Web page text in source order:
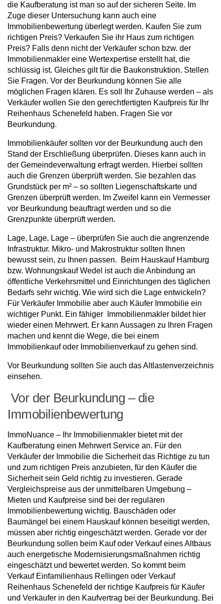
die Kaufberatung ist man so auf der sicheren Seite. Im
Zuge dieser Untersuchung kann auch eine
Immobilienbewertung überlegt werden. Kaufen Sie zum
richtigen Preis? Verkaufen Sie ihr Haus zum richtigen
Preis? Falls denn nicht der Verkäufer schon bzw. der
Immobilienmakler eine Wertexpertise erstellt hat, die
schlüssig ist. Gleiches gilt für die Baukonstruktion. Stellen
Sie Fragen. Vor der Beurkundung können Sie alle
möglichen Fragen klären. Es soll Ihr Zuhause werden – als
Verkäufer wollen Sie den gerechtfertigten Kaufpreis für Ihr
Reihenhaus Schenefeld haben. Fragen Sie vor
Beurkundung.
Immobilienkäufer sollten vor der Beurkundung auch den
Stand der Erschließung überprüfen. Dieses kann auch in
der Gemeindeverwaltung erfragt werden. Hierbei sollten
auch die Grenzen überprüft werden. Sie bezahlen das
Grundstück per m² – so sollten Liegenschaftskarte und
Grenzen überprüft werden. Im Zweifel kann ein Vermesser
vor Beurkundung beauftragt werden und so die
Grenzpunkte überprüft werden.
Lage, Lage, Lage – überprüfen Sie auch die angrenzende
Infrastruktur. Mikro- und Makrostruktur sollten Ihnen
bewusst sein, zu Ihnen passen. Beim Hauskauf Hamburg
bzw. Wohnungskauf Wedel ist auch die Anbindung an
öffentliche Verkehrsmittel und Einrichtungen des täglichen
Bedarfs sehr wichtig. Wie wird sich die Lage entwickeln?
Für Verkäufer Immobilie aber auch Käufer Immobilie ein
wichtiger Punkt. Ein fähiger Immobilienmakler bildet hier
wieder einen Mehrwert. Er kann Aussagen zu Ihren Fragen
machen und kennt die Wege, die bei einem
Immobilienkauf oder Immobilienverkauf zu gehen sind.
Vor Beurkundung sollten Sie auch das Altlastenverzeichnis
einsehen.
Vor der Beurkundung – die
Immobilienbewertung
ImmoNuance – Ihr Immobilienmakler bietet mit der
Kaufberatung einen Mehrwert Service an. Für den
Verkäufer der Immobilie die Sicherheit das Richtige zu tun
und zum richtigen Preis anzubieten, für den Käufer die
Sicherheit sein Geld richtig zu investieren. Gerade
Vergleichspreise aus der unmittelbaren Umgebung –
Mieten und Kaufpreise sind bei der regulären
Immobilienbewertung wichtig. Bauschäden oder
Baumängel bei einem Hauskauf können beseitigt werden,
müssen aber richtig eingeschätzt werden. Gerade vor der
Beurkundung sollen beim Kauf oder Verkauf eines Altbaus
auch energetische Modernisierungsmaßnahmen richtig
eingeschätzt und bewertet werden. So kommt beim
Verkauf Einfamilienhaus Rellingen oder Verkauf
Reihenhaus Schenefeld der richtige Kaufpreis für Käufer
und Verkäufer in den Kaufvertrag bei der Beurkundung. Bei